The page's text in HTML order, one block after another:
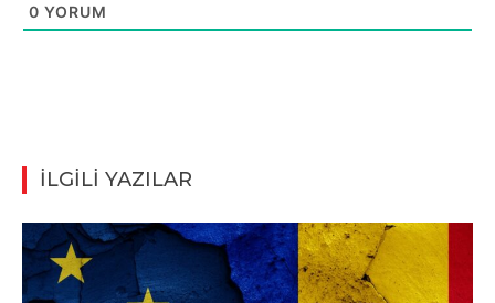
0 YORUM
İLGİLİ YAZILAR